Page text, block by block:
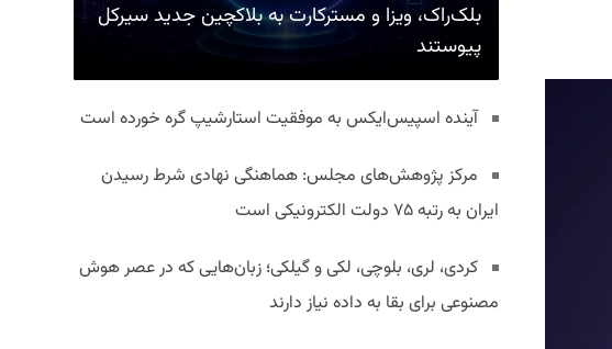
بلک‌راک، ویزا و مسترکارت به بلاکچین جدید سیرکل
پیوستند
آینده اسپیس‌ایکس به موفقیت استارشیپ گره خورده است
مرکز پژوهش‌های مجلس: هماهنگی نهادی شرط رسیدن
ایران به رتبه ۷۵ دولت الکترونیکی است
کردی، لری، بلوچی، لکی و گیلکی؛ زبان‌هایی که در عصر هوش
مصنوعی برای بقا به داده نیاز دارند